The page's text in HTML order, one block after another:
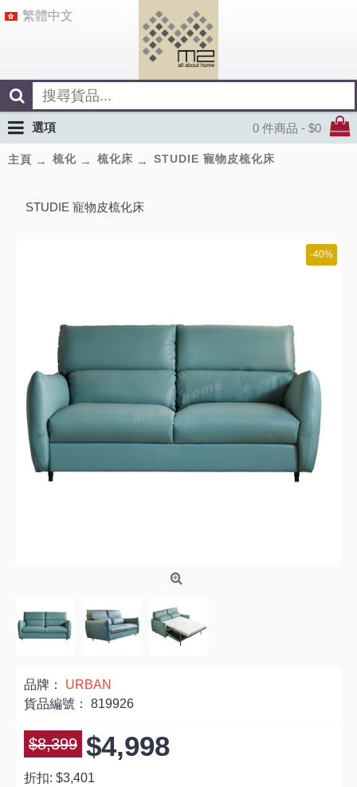
繁體中文
0 件商品 - $0
選項
主頁 梳化 梳化床 STUDIE 寵物皮梳化床
STUDIE 寵物皮梳化床
-40%
品牌： URBAN
貨品編號： 819926
$8,399 $4,998
折扣: $3,401